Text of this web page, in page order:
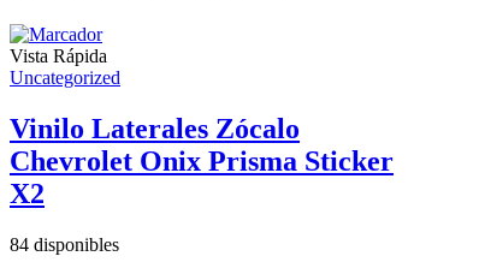
Vista Rápida
Uncategorized
Vinilo Laterales Zócalo
Chevrolet Onix Prisma Sticker
X2
84 disponibles